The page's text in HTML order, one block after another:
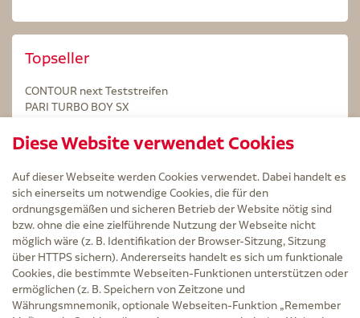
Topseller
CONTOUR next Teststreifen
PARI TURBO BOY SX
Kintex Kinesiologie Tape blau
Service
Versand und Lieferzeit
Kontakt
FAQ
AGB
Cookie-Einstellungen
Diese Website verwendet Cookies
Auf dieser Webseite werden Cookies verwendet. Dabei handelt es
sich einerseits um notwendige Cookies, die für den
ordnungsgemäßen und sicheren Betrieb der Website nötig sind
bzw. ohne die eine zielführende Nutzung der Webseite nicht
möglich wäre (z. B. Identifikation der Browser-Sitzung, Sitzung
über HTTPS sichern). Andererseits handelt es sich um funktionale
Cookies, die bestimmte Webseiten-Funktionen unterstützen oder
ermöglichen (z. B. Speichern von Zeitzone und
Währungsmnemonik, optionale Webseiten-Funktion „Remember